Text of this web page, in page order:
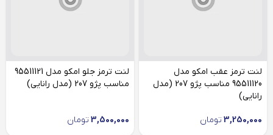
لنت ترمز عقب امکو مدل
95511120 مناسب پژو 207 (مدل
رانایی)
3,250,000 تومان
لنت ترمز جلو امکو مدل 95511121
مناسب پژو 207 (مدل رانایی)
3,500,000 تومان